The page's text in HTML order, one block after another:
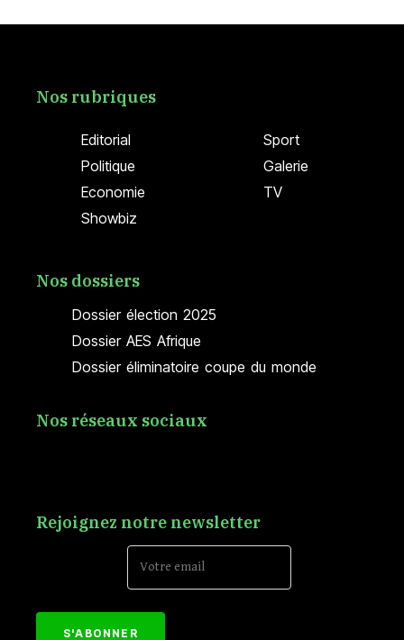
Editorial
Politique
Economie
Showbiz
Sport
Galerie
TV
Nos rubriques
Dossier élection 2025
Dossier AES Afrique
Dossier éliminatoire coupe du monde
Nos dossiers
Nos réseaux sociaux
Rejoignez notre newsletter